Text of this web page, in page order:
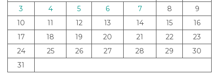
3
4 5 6 7 8
9
10
11 12 13 14 15
16
17
18 19 20 21 22
23
24
25 26 27 28 29
30
31